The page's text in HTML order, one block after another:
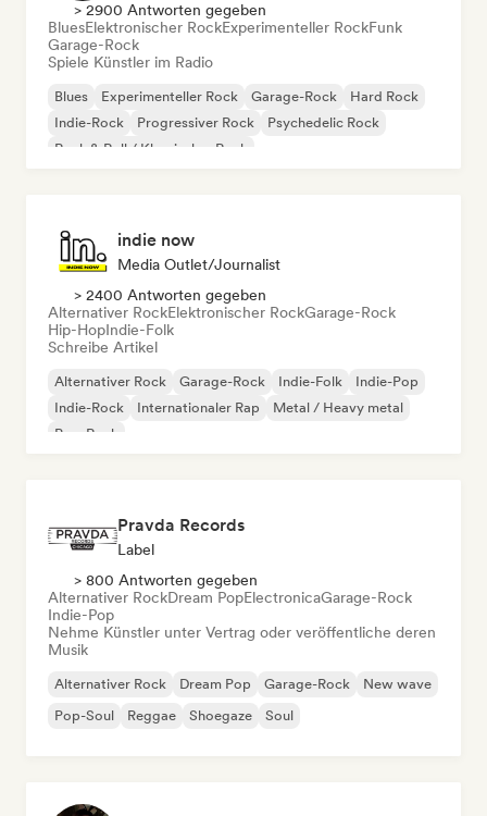
> 2900 Antworten gegeben
BluesElektronischer RockExperimenteller RockFunk
Garage-Rock
Spiele Künstler im Radio
Blues Experimenteller Rock Garage-Rock
Hard Rock
Indie-Rock
Progressiver Rock
Psychedelic Rock
Rock & Roll / Klassischer Rock
indie now
Media Outlet/Journalist
> 2400 Antworten gegeben
Alternativer RockElektronischer RockGarage-Rock
Hip-HopIndie-Folk
Schreibe Artikel
Alternativer Rock Garage-Rock Indie-Folk
Indie-Pop
Indie-Rock
Internationaler Rap
Metal / Heavy metal
Pop-Rock
Pravda Records
Label
> 800 Antworten gegeben
Alternativer RockDream PopElectronicaGarage-Rock
Indie-Pop
Nehme Künstler unter Vertrag oder veröffentliche deren
Musik
Alternativer Rock Dream Pop Garage-Rock
New wave
Pop-Soul
Reggae Shoegaze Soul